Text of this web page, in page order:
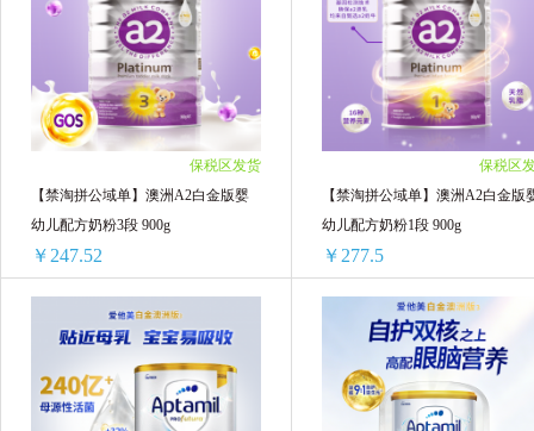
Bayer/拜耳 CapriLac佳倍
Natur top 诺崔特 Biostime 合生元 Oli6
森宝Semper Pure Goat Company
奥纯冠Nature One Dairy 伴宝乐Babybio
澳滋OZ FARM 国行纽康特 ROYAL
国行纽太特 Spring Sheep
保税区发货
【禁淘拼公域单】澳洲A2白金版婴
幼儿配方奶粉3段 900g
￥247.52
1罐装 ￥253.01(￥253.01/单罐)
2罐装 ￥495.04(￥247.52/单罐)
保税区
【禁淘拼公域单】澳洲A2白金版
幼儿配方奶粉1段 900g
￥277.5
1罐装 ￥283.33(￥283.33/单罐)
2罐装 ￥555(￥277.5/单罐)